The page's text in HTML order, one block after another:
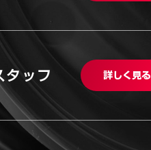
タッフ 詳しく見る